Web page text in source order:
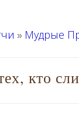
» Мудрые
кто